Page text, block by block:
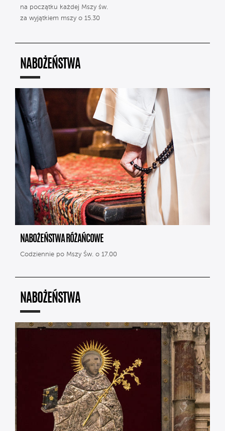
na początku każdej Mszy św.
za wyjątkiem mszy o 15.30
NABOŻEŃSTWA
NABOŻEŃSTWA RÓŻAŃCOWE
Codziennie po Mszy Św. o 17.00
NABOŻEŃSTWA